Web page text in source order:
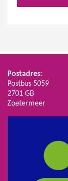
Postadres:
Postbus 5059
2701 GB
Zoetermeer